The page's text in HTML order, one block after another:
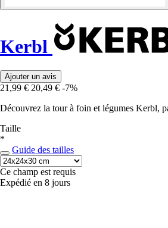
Kerbl
Ajouter un avis
21,99 € 20,49 € -7%
Découvrez la tour à foin et légumes Kerbl,
Taille
*
Guide des tailles
Ce champ est requis
Expédié en 8 jours